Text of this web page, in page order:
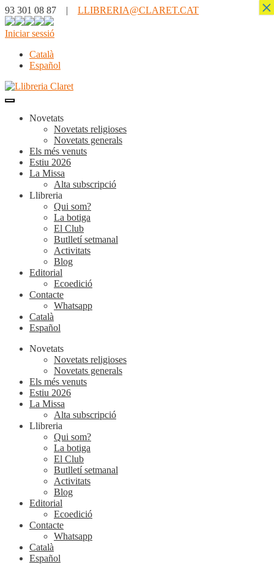
93 301 08 87 | LLIBRERIA@CLARET.CAT
Iniciar sessió
Català
Español
Novetats
Novetats religioses
Novetats generals
Els més venuts
Estiu 2026
La Missa
Alta subscripció
Llibreria
Qui som?
La botiga
El Club
Butlletí setmanal
Activitats
Blog
Editorial
Ecoedició
Contacte
Whatsapp
Català
Español
Novetats
Novetats religioses
Novetats generals
Els més venuts
Estiu 2026
La Missa
Alta subscripció
Llibreria
Qui som?
La botiga
El Club
Butlletí setmanal
Activitats
Blog
Editorial
Ecoedició
Contacte
Whatsapp
Català
Español
×